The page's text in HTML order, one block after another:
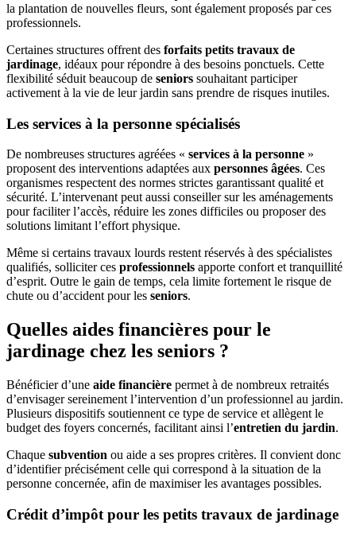
la plantation de nouvelles fleurs, sont également proposés par ces
professionnels.
Certaines structures offrent des forfaits petits travaux de
jardinage, idéaux pour répondre à des besoins ponctuels. Cette
flexibilité séduit beaucoup de seniors souhaitant participer
activement à la vie de leur jardin sans prendre de risques inutiles.
Les services à la personne spécialisés
De nombreuses structures agréées « services à la personne »
proposent des interventions adaptées aux personnes âgées. Ces
organismes respectent des normes strictes garantissant qualité et
sécurité. L’intervenant peut aussi conseiller sur les aménagements
pour faciliter l’accès, réduire les zones difficiles ou proposer des
solutions limitant l’effort physique.
Même si certains travaux lourds restent réservés à des spécialistes
qualifiés, solliciter ces professionnels apporte confort et tranquillité
d’esprit. Outre le gain de temps, cela limite fortement le risque de
chute ou d’accident pour les seniors.
Quelles aides financières pour le
jardinage chez les seniors ?
Bénéficier d’une aide financière permet à de nombreux retraités
d’envisager sereinement l’intervention d’un professionnel au jardin.
Plusieurs dispositifs soutiennent ce type de service et allègent le
budget des foyers concernés, facilitant ainsi l’entretien du jardin.
Chaque subvention ou aide a ses propres critères. Il convient donc
d’identifier précisément celle qui correspond à la situation de la
personne concernée, afin de maximiser les avantages possibles.
Crédit d’impôt pour les petits travaux de jardinage